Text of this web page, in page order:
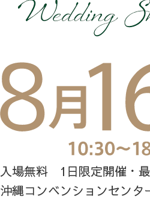
入場無料 1日限定開催・
沖縄コンベンションセンタ